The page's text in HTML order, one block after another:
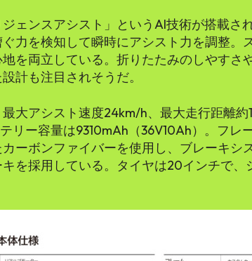
ェンスアシスト」というAI技術が搭載さ
力を検知して瞬時にアシスト力を調整。
を両立している。折りたたみのしやすさ
計も注目されそうだ。
大アシスト速度24km/h、最大走行距離約
リー容量は9310mAh（36V10Ah）。フレ
ーボンファイバーを使用し、ブレーキシ
を採用している。タイヤは20インチで、